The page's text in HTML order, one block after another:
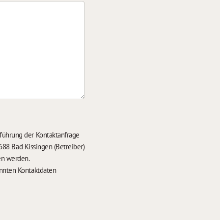
der Kontaktanfrage
Bad Kissingen (Betreiber)
werden.
Kontaktdaten